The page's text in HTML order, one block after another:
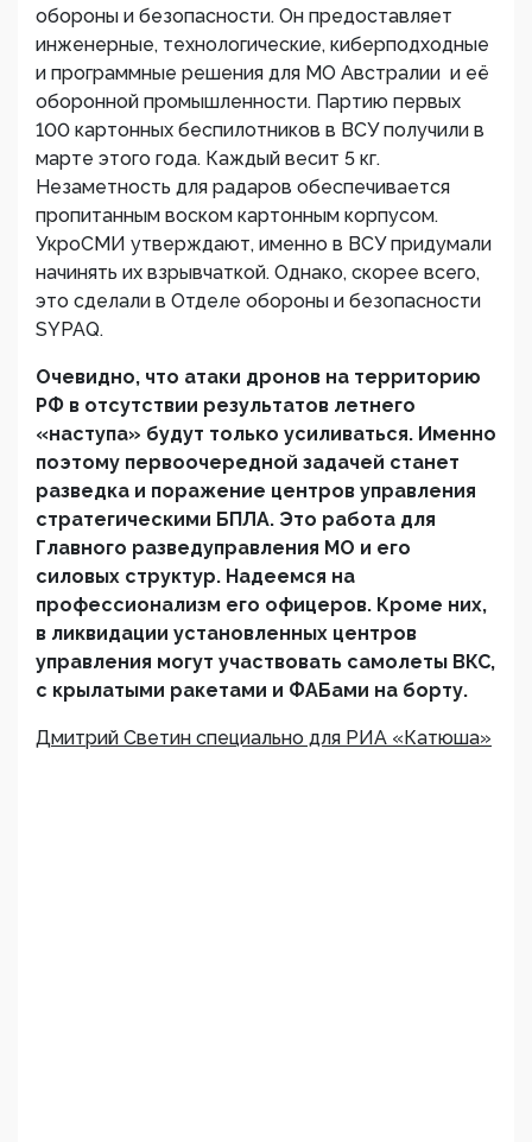
обороны и безопасности. Он предоставляет
инженерные, технологические, киберподходные
и программные решения для МО Австралии и её
оборонной промышленности. Партию первых
100 картонных беспилотников в ВСУ получили в
марте этого года. Каждый весит 5 кг.
Незаметность для радаров обеспечивается
пропитанным воском картонным корпусом.
УкроСМИ утверждают, именно в ВСУ придумали
начинять их взрывчаткой. Однако, скорее всего,
это сделали в Отделе обороны и безопасности
SYPAQ.
Очевидно, что атаки дронов на территорию
РФ в отсутствии результатов летнего
«наступа» будут только усиливаться. Именно
поэтому первоочередной задачей станет
разведка и поражение центров управления
стратегическими БПЛА. Это работа для
Главного разведуправления МО и его
силовых структур. Надеемся на
профессионализм его офицеров. Кроме них,
в ликвидации установленных центров
управления могут участвовать самолеты ВКС,
с крылатыми ракетами и ФАБами на борту.
Дмитрий Светин специально для РИА «Катюша»